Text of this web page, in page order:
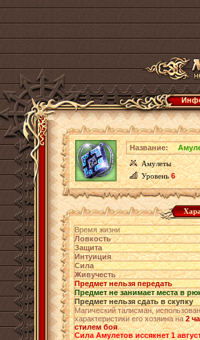
Название:
Амулеты
Уровень6
Время жизни
Ловкость
Защита
Интуиция
Сила
Живучесть
Предмет нельзя передать
Предмет не занимает места в
Предмет нельзя сдать в скупку
Магический талисман,
характеристики его хозяина на2
стилем боя.
Сила Амулетов иссякнет 1